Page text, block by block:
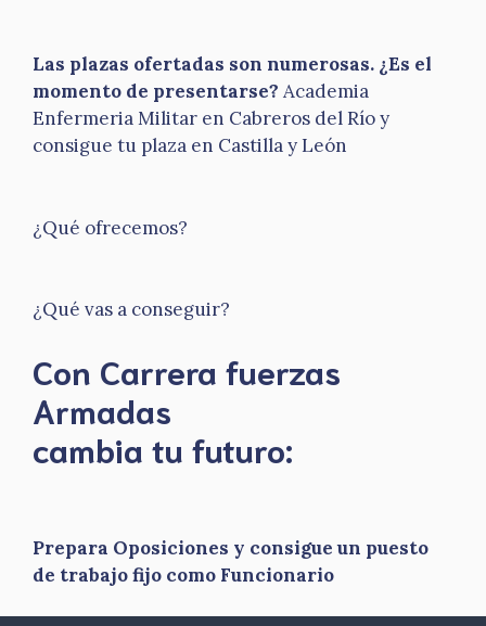
Las plazas ofertadas son numerosas. ¿Es el
momento de presentarse? Academia
Enfermeria Militar en Cabreros del Río y
consigue tu plaza en Castilla y León
¿Qué ofrecemos?
¿Qué vas a conseguir?
Con Carrera fuerzas
Armadas
​cambia tu futuro:
Prepara Oposiciones y consigue un puesto
de trabajo fijo como Funcionario